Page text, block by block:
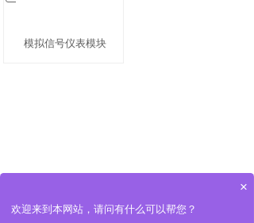
模拟信号仪表模块
×
欢迎来到本网站，请问有什么可以帮您？